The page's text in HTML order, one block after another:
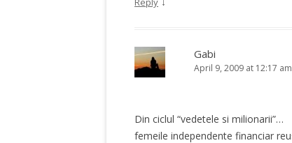
Gabi
April 9, 2009 at 12:17 am
Din ciclul “vedetele si milionarii”…
femeile independente financiar